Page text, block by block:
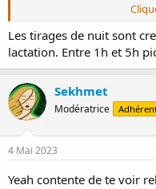
je vais tenter le verre d’eau
me suis rendu compte à
problème.
C’est bien noté pour la
Les tirages de nuit sont
lactation. Entre 1h et 5h
Sekhmet
Modératrice
4 Mai 2023
Yeah contente de te voir